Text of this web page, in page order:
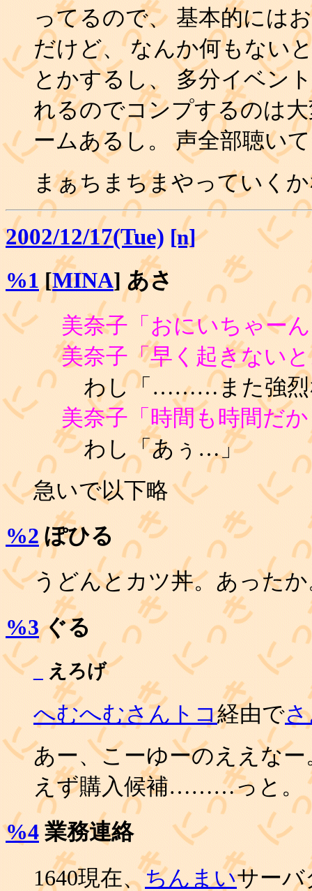
ってるので、 基本的には
だけど、 なんか何もない
とかするし、 多分イベン
れるのでコンプするのは
ームあるし。 声全部聴い
まぁちまちまやっていく
2002/12/17(Tue) [n]
%1[MINA] あさ
美奈子「おにいちゃー
美奈子「早く起きない
わし「………また強烈
美奈子「時間も時間だ
わし「あぅ…」
急いで以下略
%2ぽひる
うどんとカツ丼。あった
%3ぐる
えろげ
へむへむさんトコ経由で
あー、こーゆーのええな
えず購入候補………っと。
%4 業務連絡
1640現在、ちんまいサーバ